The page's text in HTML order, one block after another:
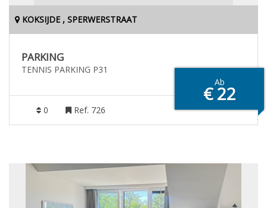
KOKSIJDE , SPERWERSTRAAT
PARKING
TENNIS PARKING P31
Ab
€ 22
0 Ref. 726